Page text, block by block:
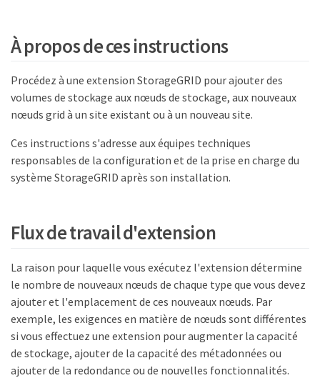
À propos de ces instructions
Procédez à une extension StorageGRID pour ajouter des
volumes de stockage aux nœuds de stockage, aux nouveaux
nœuds grid à un site existant ou à un nouveau site.
Ces instructions s'adresse aux équipes techniques
responsables de la configuration et de la prise en charge du
système StorageGRID après son installation.
Flux de travail d'extension
La raison pour laquelle vous exécutez l'extension détermine
le nombre de nouveaux nœuds de chaque type que vous devez
ajouter et l'emplacement de ces nouveaux nœuds. Par
exemple, les exigences en matière de nœuds sont différentes
si vous effectuez une extension pour augmenter la capacité
de stockage, ajouter de la capacité des métadonnées ou
ajouter de la redondance ou de nouvelles fonctionnalités.